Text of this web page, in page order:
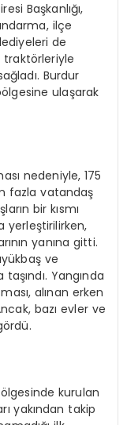
Başkanlığı,
ilçe
de
traktörleriyle
Burdur
ulaşarak
nedeniyle, 175
fazla vatandaş
bir kısmı
yerleştirilirken,
yanına gitti.
ve
Yangında
alınan erken
bazı evler ve
kurulan
yakından takip